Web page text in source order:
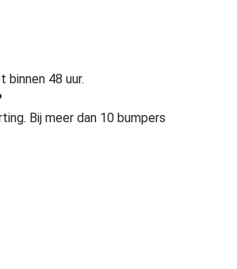
48 uur.
Bij meer dan 10 bumpers